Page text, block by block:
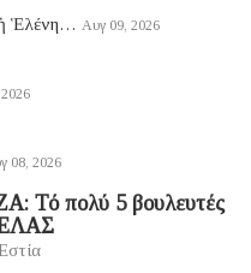
ἡ Ἑλένη… Αυγ 09, 2026
08, 2026
Τό πολύ 5 βουλευτές
ΕΛΑΣ